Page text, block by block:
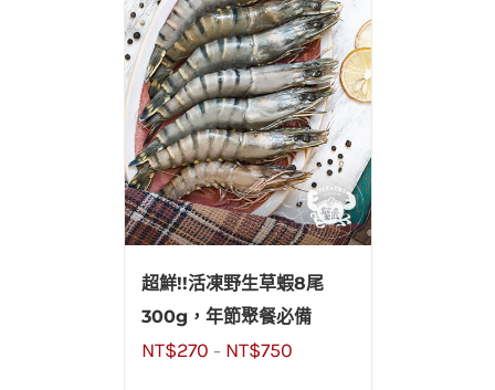
超鮮!!活凍野生草蝦8尾
300g，年節聚餐必備
NT$270 – NT$750